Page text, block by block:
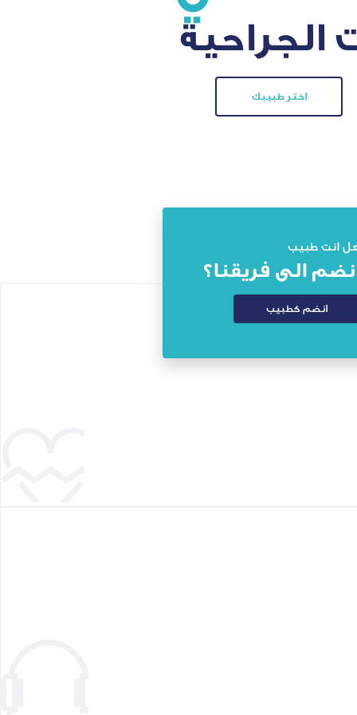
الجراحية
اختر طبيبك
انت طبيب
الى فريقنا؟
انضم كطبيب